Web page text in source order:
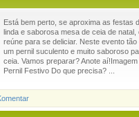
Está bem perto, se aproxima as festas
linda e saborosa mesa de ceia de
reúne para se deliciar. Neste evento
um pernil suculento e muito saboroso
ceia. Vamos preparar? Anote
Pernil Festivo Do que precisa? ...